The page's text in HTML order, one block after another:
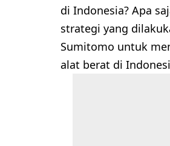
di Indonesia? Apa
strategi yang
Sumitomo untuk
alat berat di